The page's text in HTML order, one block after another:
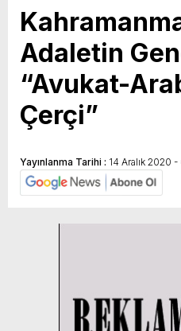
Adaletin
“Avukat-
Çerçi”
Yayınlanma Tarihi : 14 Aralık 2020